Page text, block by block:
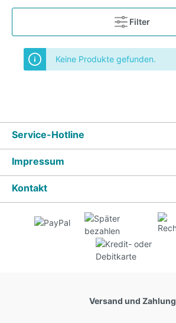
Filter
Keine Produkte gefunden.
Service-Hotline
Impressum
Kontakt
Versand und Zahlung